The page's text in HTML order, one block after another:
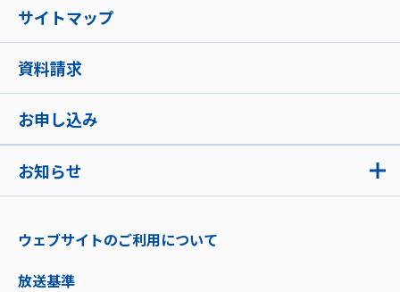
お知らせ
サイトマップ
資料請求
お申し込み
ウェブサイトのご利用について
放送基準